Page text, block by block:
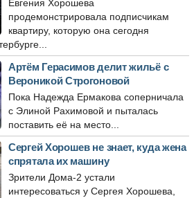
Евгения Хорошева
продемонстрировала подписчикам
квартиру, которую она сегодня
Артём Герасимов делит жильё с
Вероникой Строгоновой
Пока Надежда Ермакова соперничала
с Элиной Рахимовой и пыталась
поставить её на место...
Сергей Хорошев не знает, куда жена
спрятала их машину
Зрители Дома-2 устали
интересоваться у Сергея Хорошева,